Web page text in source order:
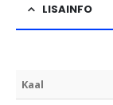
LISAINFO
Kaal